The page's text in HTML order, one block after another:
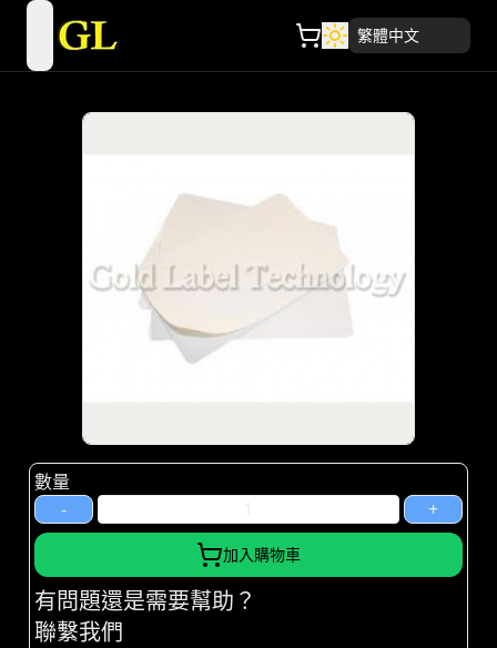
open navigation menu 繁體中文
數量
-
+
加入購物車
有問題還是需要幫助？
聯繫我們